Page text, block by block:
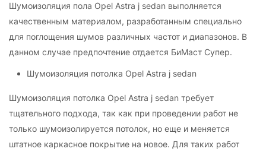
Шумоизоляция пола Opel Astra j sedan выполняется
качественным материалом, разработанным специально
для поглощения шумов различных частот и диапазонов. В
данном случае предпочтение отдается БиМаст Супер.
Шумоизоляция потолка Opel Astra j sedan
Шумоизоляция потолка Opel Astra j sedan требует
тщательного подхода, так как при проведении работ не
только шумоизолируется потолок, но еще и меняется
штатное каркасное покрытие на новое. Для таких работ